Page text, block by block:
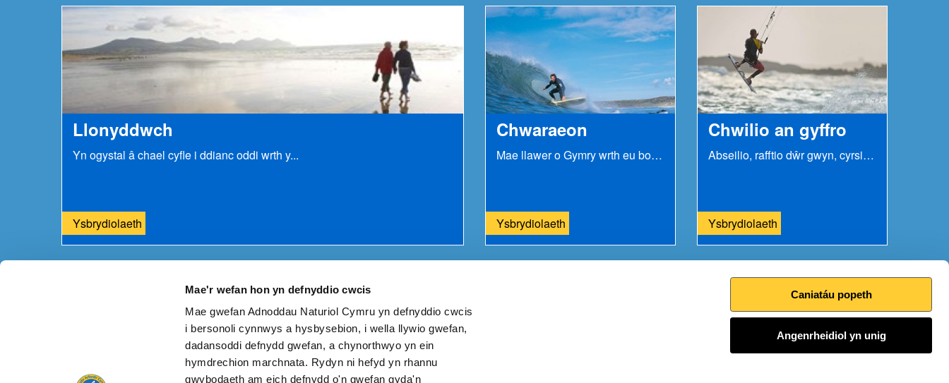
Mae'r wefan hon yn defnyddio cwcis
Mae gwefan Adnoddau Naturiol Cymru yn defnyddio cwcis
i bersonoli cynnwys a hysbysebion, i wella llywio gwefan,
dadansoddi defnydd gwefan, a chynorthwyo yn ein
hymdrechion marchnata. Rydyn ni hefyd yn rhannu
gwybodaeth am eich defnydd o'n gwefan gyda'n
Caniatáu popeth
Angenrheidiol yn unig
Llonyddwch
Yn ogystal â chael cyfle i ddianc oddi wrth y...
Ysbrydiolaeth
Chwaraeon
Mae llawer o Gymry wrth eu bodd â rygbi ac mae...
Ysbrydiolaeth
Chwilio an gyffro
Abseilio, rafftio dŵr gwyn, cyrsiau beicio mynydd...
Ysbrydiolaeth
A oes unrhyw beth o'i le ar y dudalen hon?Rhowch eich adborth i ni.
Argraffu’r dudalen hon
I fyny